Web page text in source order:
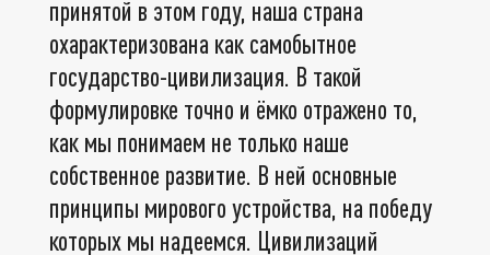
принятой в этом году, наша страна
охарактеризована как самобытное
государство-цивилизация. В такой
формулировке точно и ёмко отражено то,
как мы понимаем не только наше
собственное развитие. В ней основные
принципы мирового устройства, на победу
которых мы надеемся. Цивилизаций